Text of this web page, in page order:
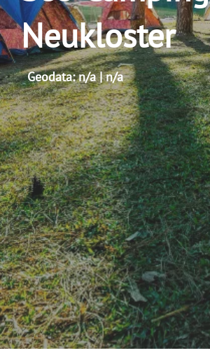
Neukloster
Geodata: n/a | n/a